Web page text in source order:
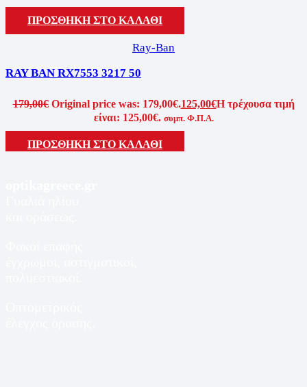
ΠΡΟΣΘΗΚΗ ΣΤΟ ΚΑΛΑΘΙ
Ray-Ban
RAY BAN RX7553 3217 50
179,00€ Original price was: 179,00€.125,00€Η τρέχουσα τιμή
είναι: 125,00€. συμπ. Φ.Π.Α.
ΠΡΟΣΘΗΚΗ ΣΤΟ ΚΑΛΑΘΙ